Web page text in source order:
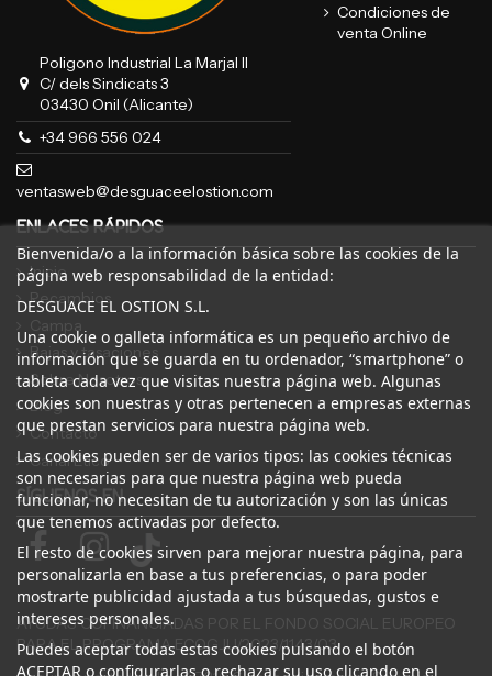
Poligono Industrial La Marjal II
C/ dels Sindicats 3
03430 Onil (Alicante)
+34 966 556 024
ventasweb@desguaceelostion.com
Condiciones de
venta Online
ENLACES RÁPIDOS
Inicio
Recambios
Campa
Bajas y tasaciones
Sobre Nosotros
Blog
Contacto
Canal Ético
Bienvenida/o a la información básica sobre las cookies de la
página web responsabilidad de la entidad:
DESGUACE EL OSTION S.L.
Una cookie o galleta informática es un pequeño archivo de
información que se guarda en tu ordenador, “smartphone” o
tableta cada vez que visitas nuestra página web. Algunas
cookies son nuestras y otras pertenecen a empresas externas
que prestan servicios para nuestra página web.
Las cookies pueden ser de varios tipos: las cookies técnicas
son necesarias para que nuestra página web pueda
funcionar, no necesitan de tu autorización y son las únicas
que tenemos activadas por defecto.
El resto de cookies sirven para mejorar nuestra página, para
personalizarla en base a tus preferencias, o para poder
mostrarte publicidad ajustada a tus búsquedas, gustos e
intereses personales.
Puedes aceptar todas estas cookies pulsando el botón
ACEPTAR o configurarlas o rechazar su uso clicando en el
SÍGUENOS EN
AYUDAS COFINANCIADAS POR EL FONDO SOCIAL EUROPEO
PARA EL PROGRAMA ECOGJU/2023/1143/03